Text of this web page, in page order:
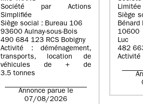
Société par Actions
Simplifiée
Siège social : Bureau 106
93600 Aulnay-sous-Bois
490 684 123 RCS Bobigny
Activité : déménagement,
transports, location de
véhicules de + de
3.5 tonnes
Annonce parue le
07/08/2026
Limitée
Siège
Bénard
10600
Luc
482
Activité